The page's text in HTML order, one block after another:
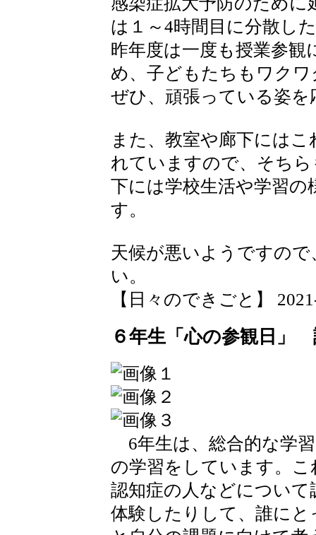
は１～4時間目に分散し
昨年度は一度も授業参
め、子どもたちもワク
ぜひ、頑張っている姿
また、教室や廊下には
れていますので、そち
下には学校生活や学習
す。
天候が悪いようですの
い。
【日々のできごと】
６年生「心の参観日」
6年生は、総合的な学
の学習をしています。
認知症の人などについ
体験したりして、誰に